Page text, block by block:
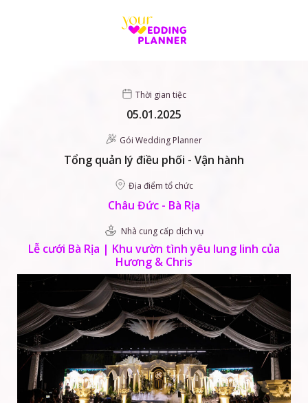
Thời gian tiệc
05.01.2025
Gói Wedding Planner
Tổng quản lý điều phối - Vận hành
Địa điểm tổ chức
Châu Đức - Bà Rịa
Nhà cung cấp dịch vụ
Lễ cưới Bà Rịa | Khu vườn tình yêu lung linh của
Hương & Chris